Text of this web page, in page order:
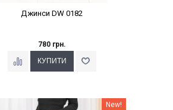
Джинси DW 0182
780 грн.
Наклейки Варіант з % New!